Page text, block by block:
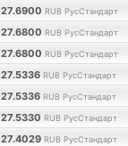
27.6900 RUB РусСтандарт
27.6800 RUB РусСтандарт
27.6800 RUB РусСтандарт
27.5336 RUB РусСтандарт
27.5336 RUB РусСтандарт
27.5330 RUB РусСтандарт
27.4029 RUB РусСтандарт